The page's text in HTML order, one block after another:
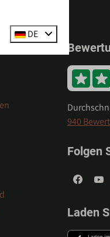
940
Folgen
Laden
DE